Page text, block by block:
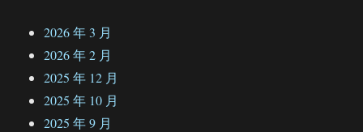
2026 年 3 月
2026 年 2 月
2025 年 12 月
2025 年 10 月
2025 年 9 月